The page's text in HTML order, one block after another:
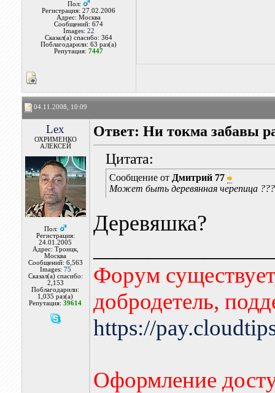
Пол:
Регистрация: 27.02.2006
Адрес: Москва
Сообщений: 674
Images: 22
Сказал(а) спасибо: 364
Поблагодарили: 63 раз(а)
Репутация:7447
04.11.2008, 10:09
Lex
ОХРИМЕНКО
АЛЕКСЕЙ
Пол:
Регистрация:
24.01.2005
Адрес: Троицк,
Москва
Сообщений: 6,563
Images: 75
Сказал(а) спасибо:
2,153
Поблагодарили:
1,035 раз(а)
Репутация:39614
Ответ: Ни токма забавы
Цитата:
Сообщение от Дмитрий 77
Может быть деревянная черепица ???
Деревяшка?
Форум
добродетель,
https://
Оформление